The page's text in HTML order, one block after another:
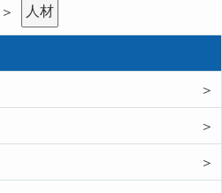
＞ 人材
＞
＞
＞